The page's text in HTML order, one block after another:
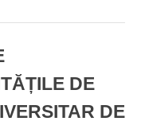
DE
DE